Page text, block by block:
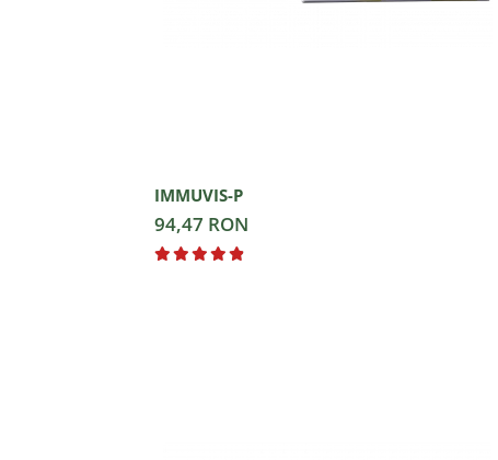
IMMUVIS-P
94,47 RON